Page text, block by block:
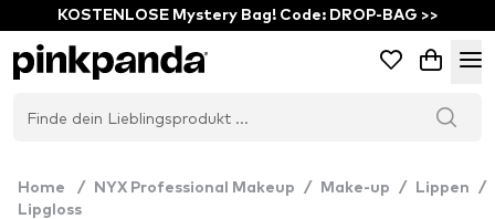
KOSTENLOSE Mystery Bag! Code: DROP-BAG >>
Home / NYX Professional Makeup / Make-up / Lippen
/
Lipgloss